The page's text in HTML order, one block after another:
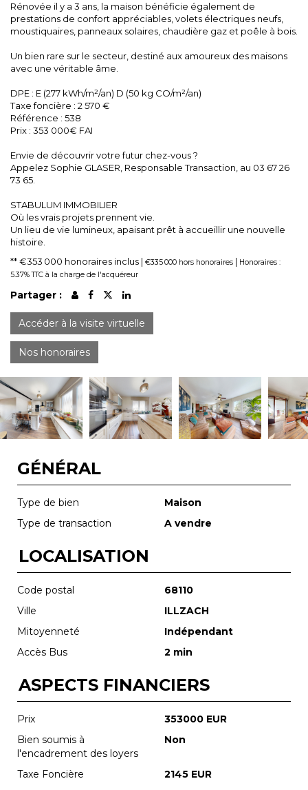
Rénovée il y a 3 ans, la maison bénéficie également de
prestations de confort appréciables, volets électriques neufs,
moustiquaires, panneaux solaires, chaudière gaz et poêle à bois.
Un bien rare sur le secteur, destiné aux amoureux des maisons
avec une véritable âme.
DPE : E (277 kWh/m²/an) D (50 kg CO/m²/an)
Taxe foncière : 2 570 €
Référence : 538
Prix : 353 000€ FAI
Envie de découvrir votre futur chez-vous ?
Appelez Sophie GLASER, Responsable Transaction, au 03 67 26
73 65.
STABULUM IMMOBILIER
Où les vrais projets prennent vie.
Un lieu de vie lumineux, apaisant prêt à accueillir une nouvelle
histoire.
** €353 000 honoraires inclus | €335 000 hors honoraires | Honoraires :
5.37% TTC à la charge de l'acquéreur
Partager :
Accéder à la visite virtuelle
Nos honoraires
GÉNÉRAL
Type de bien
Maison
Type de transaction
A vendre
LOCALISATION
Code postal
68110
Ville
ILLZACH
Mitoyenneté
Indépendant
Accès Bus
2 min
ASPECTS FINANCIERS
Prix
353000 EUR
Bien soumis à
l'encadrement des loyers
Non
Taxe Foncière 2145 EUR